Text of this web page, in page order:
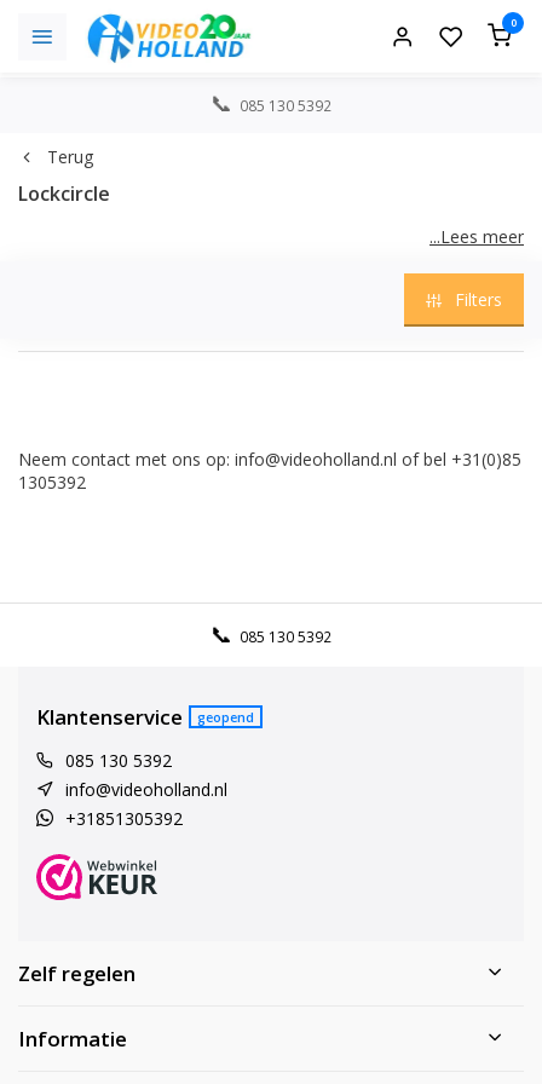
0
085 130 5392
Terug
Lockcircle
of bel +31(0)85
...Lees meer
Filters
Neem contact met ons op: info@videoholland.nl of bel +31(0)85
1305392
085 130 5392
Klantenservice geopend
085 130 5392
info@videoholland.nl
+31851305392
Zelf regelen
Informatie